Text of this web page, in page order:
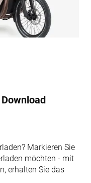
Markieren Sie
möchten - mit
erhalten Sie das